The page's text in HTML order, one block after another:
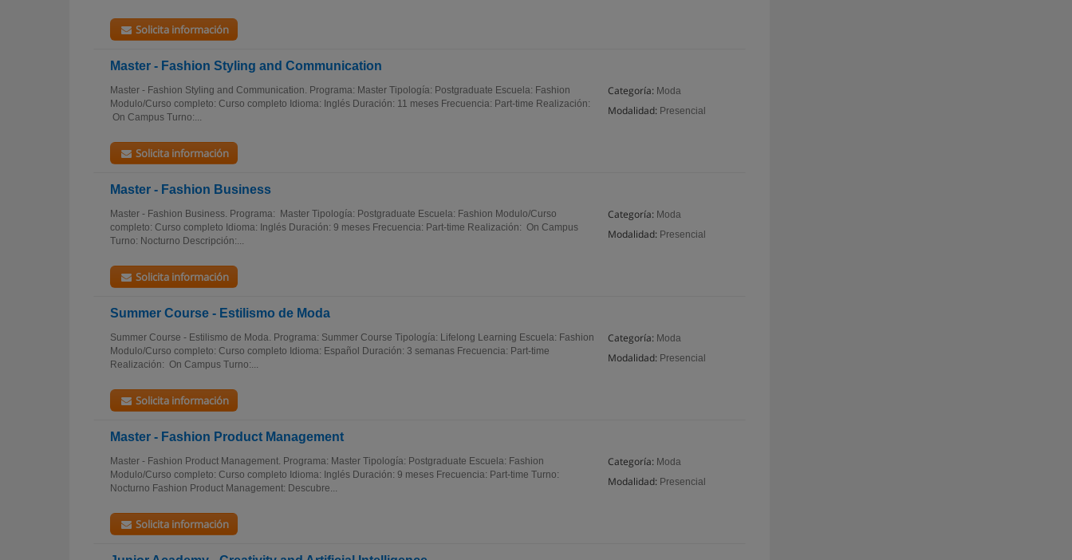
Solicita información
Master - Fashion Styling and Communication
Categoría: Moda
Modalidad: Presencial
Master - Fashion Styling and Communication. Programa: Master Tipología: Postgraduate Escuela: Fashion
Modulo/Curso completo: Curso completo Idioma: Inglés Duración: 11 meses Frecuencia: Part-time Realización:
On Campus Turno:...
Solicita información
Master - Fashion Business
Categoría: Moda
Modalidad: Presencial
Master - Fashion Business. Programa: Master Tipología: Postgraduate Escuela: Fashion Modulo/Curso
completo: Curso completo Idioma: Inglés Duración: 9 meses Frecuencia: Part-time Realización: On Campus
Turno: Nocturno Descripción:...
Solicita información
Summer Course - Estilismo de Moda
Categoría: Moda
Modalidad: Presencial
Summer Course - Estilismo de Moda. Programa: Summer Course Tipología: Lifelong Learning Escuela: Fashion
Modulo/Curso completo: Curso completo Idioma: Español Duración: 3 semanas Frecuencia: Part-time
Realización: On Campus Turno:...
Solicita información
Master - Fashion Product Management
Categoría: Moda
Modalidad: Presencial
Master - Fashion Product Management. Programa: Master Tipología: Postgraduate Escuela: Fashion
Modulo/Curso completo: Curso completo Idioma: Inglés Duración: 9 meses Frecuencia: Part-time Turno:
Nocturno Fashion Product Management: Descubre...
Solicita información